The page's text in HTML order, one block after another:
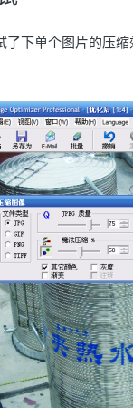
了下单个图片的压